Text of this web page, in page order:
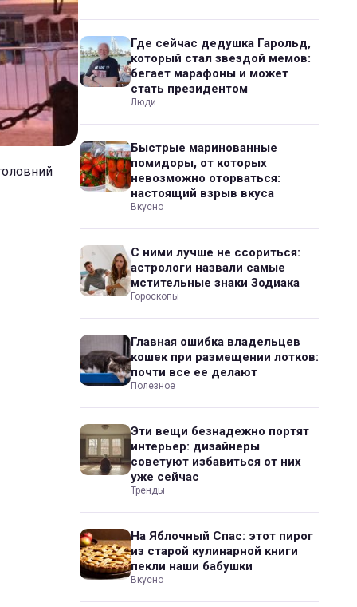
Где сейчас дедушка Гарольд,
который стал звездой мемов:
бегает марафоны и может
стать президентом
Люди
Быстрые маринованные
помидоры, от которых
невозможно оторваться:
настоящий взрыв вкуса
Вкусно
С ними лучше не ссориться:
астрологи назвали самые
мстительные знаки Зодиака
Гороскопы
Главная ошибка владельцев
кошек при размещении лотков:
почти все ее делают
Полезное
Эти вещи безнадежно портят
интерьер: дизайнеры
советуют избавиться от них
уже сейчас
Тренды
На Яблочный Спас: этот пирог
из старой кулинарной книги
пекли наши бабушки
Вкусно